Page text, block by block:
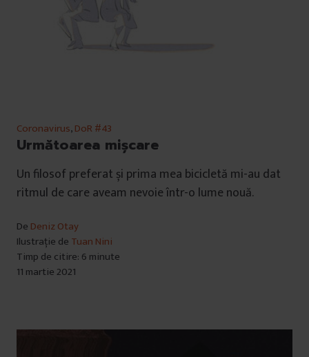
Coronavirus,DoR #43
Următoarea mișcare
Un filosof preferat și prima mea bicicletă mi-au dat
ritmul de care aveam nevoie într-o lume nouă.
De Deniz Otay
Ilustrație de Tuan Nini
Timp de citire: 6 minute
11 martie 2021